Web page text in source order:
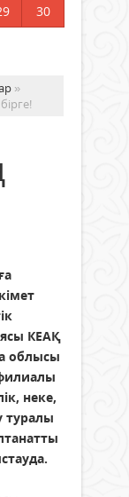
30
»
КЕАҚ
облысы
неке,
туралы